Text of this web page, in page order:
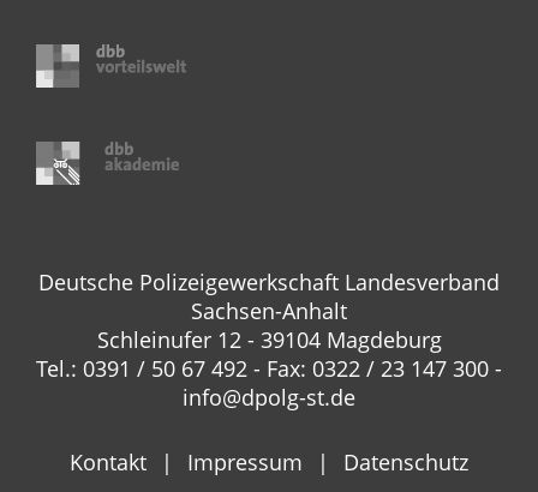
Deutsche Polizeigewerkschaft Landesverband
Sachsen-Anhalt
Schleinufer 12 - 39104 Magdeburg
Tel.: 0391 / 50 67 492 - Fax: 0322 / 23 147 300 -
info@dpolg-st.de
Kontakt Impressum Datenschutz